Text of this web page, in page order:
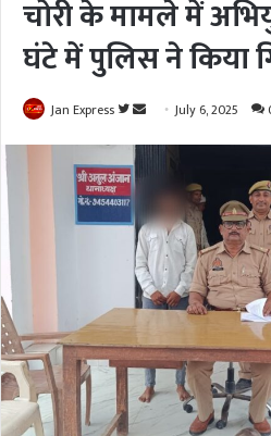
चोरी के मामले में
घंटे में पुलिस ने किया
Jan Express
F
l
l
o
w
o
n
T
w
i
t
a
n
e
m
a
i
l
July 6, 2025